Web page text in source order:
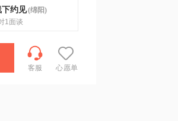
下约见(绵阳)
1面谈
客服 心愿单